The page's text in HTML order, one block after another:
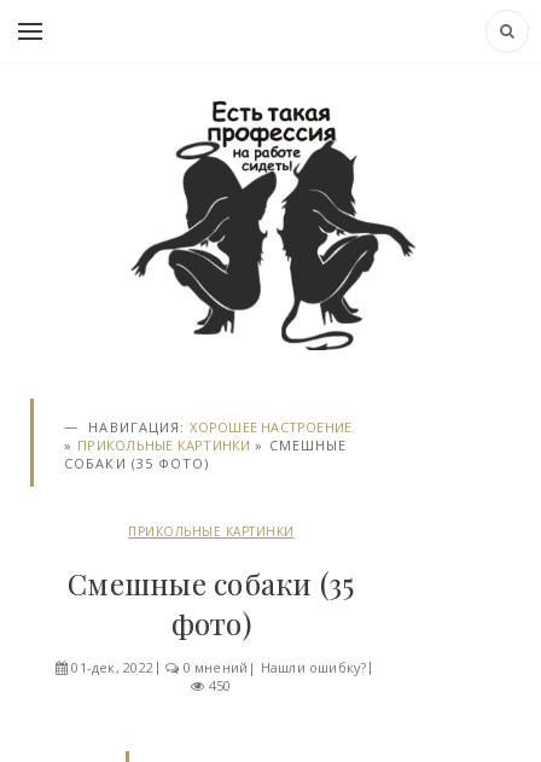
НАВИГАЦИЯ:ХОРОШЕЕ НАСТРОЕНИЕ.
» ПРИКОЛЬНЫЕ КАРТИНКИ » СМЕШНЫЕ
СОБАКИ (35 ФОТО)
ПРИКОЛЬНЫЕ КАРТИНКИ
Смешные собаки (35
фото)
01-дек, 2022 0 мнений | Нашли ошибку?
450